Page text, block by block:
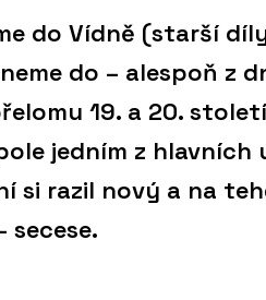
do Vídně (starší
do – alespoň z
19. a 20.
jedním z
si razil nový a na
secese.